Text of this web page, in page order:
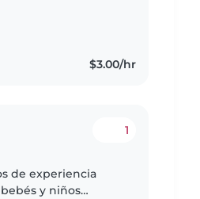
$3.00/hr
1
de experiencia
y niños